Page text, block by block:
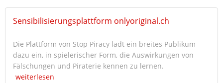
Sensibilisierungsplattform onlyoriginal.ch
Die Plattform von Stop Piracy lädt ein breites Publikum
dazu ein, in spielerischer Form, die Auswirkungen von
Fälschungen und Piraterie kennen zu lernen.
weiterlesen